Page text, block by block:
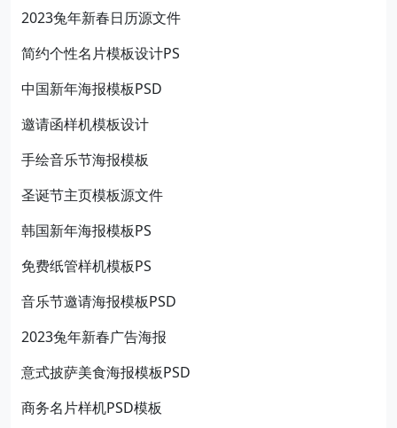
2023兔年新春日历源文件
简约个性名片模板设计PS
中国新年海报模板PSD
邀请函样机模板设计
手绘音乐节海报模板
圣诞节主页模板源文件
韩国新年海报模板PS
免费纸管样机模板PS
音乐节邀请海报模板PSD
2023兔年新春广告海报
意式披萨美食海报模板PSD
商务名片样机PSD模板